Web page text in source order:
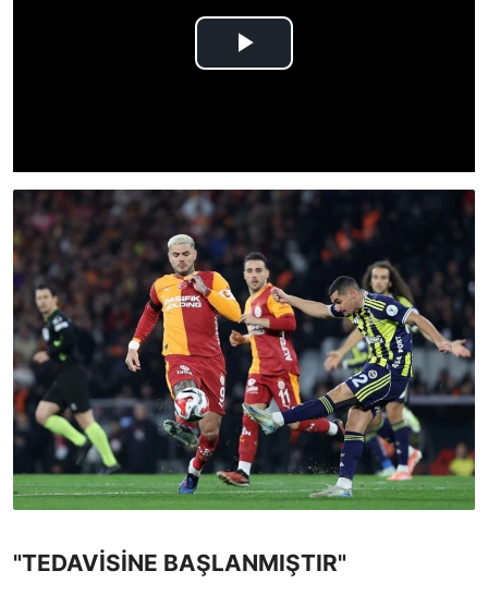
"TEDAVİSİNE BAŞLANMIŞTIR"